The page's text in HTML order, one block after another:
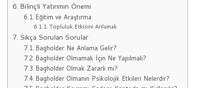
Bilinçli Yatırımın Önemi
Eğitim ve Araştırma
Topluluk Etkisini Anlamak
Sıkça Sorulan Sorular
Bagholder Ne Anlama Gelir?
Bagholder Olmamak İçin Ne Yapılmalı?
Bagholder Olmak Zararlı mı?
Bagholder Olmanın Psikolojik Etkileri Nelerdir?